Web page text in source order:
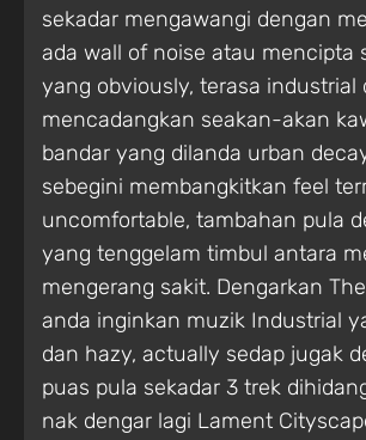
sekadar mengawangi dengan
ada wall of noise atau mencipta
yang obviously, terasa industrial
mencadangkan seakan-akan
bandar yang dilanda urban
sebegini membangkitkan feel
uncomfortable, tambahan pula
yang tenggelam timbul antara
mengerang sakit. Dengarkan
anda inginkan muzik Industrial
dan hazy, actually sedap jugak
puas pula sekadar 3 trek
nak dengar lagi Lament